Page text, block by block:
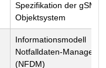
Spezifikation der gSMC-
Objektsystem
Informationsmodell
Notfalldaten-
(NFDM)